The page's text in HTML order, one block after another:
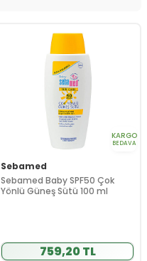
KARGO
BEDAVA
Sebamed
Sebamed Baby SPF50 Çok
Yönlü Güneş Sütü 100 ml
759,20 TL